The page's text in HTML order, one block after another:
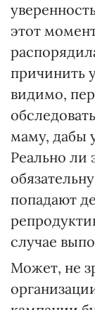
этот
причинить
видимо,
маму, дабы
Реально ли
попадают
случае
Может, не